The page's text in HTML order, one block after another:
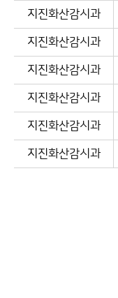
지진화산감시과
지진화산감시과
지진화산감시과
지진화산감시과
지진화산감시과
지진화산감시과